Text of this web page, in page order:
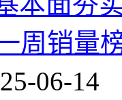
周销量
06-14